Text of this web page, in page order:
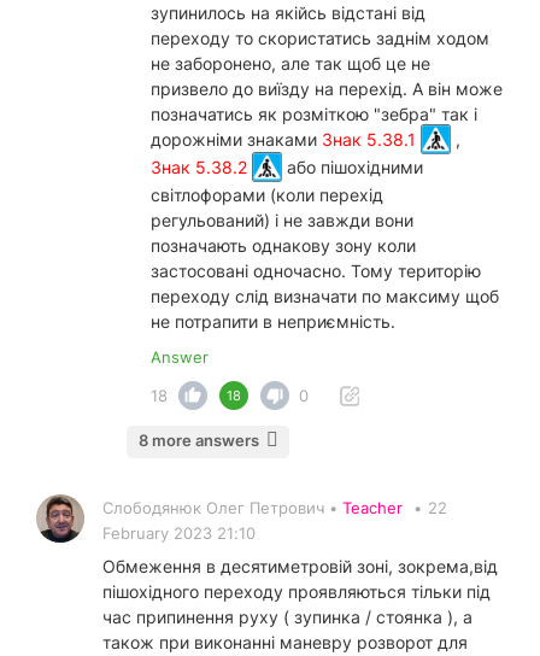
зупинилось на якійсь відстані від
переходу то скористатись заднім ходом
не заборонено, але так щоб це не
призвело до виїзду на перехід. А він може
позначатись як розміткою "зебра" так і
дорожніми знаками Знак 5.38.1
,
Знак 5.38.2
або пішохідними
світлофорами (коли перехід
регульований) і не завжди вони
позначають однакову зону коли
застосовані одночасно. Тому територію
переходу слід визначати по максиму щоб
не потрапити в неприємність.
Answer
18
18 0
8 more answers
Слободянюк Олег Петрович • Teacher • 22
February 2023 21:10
Обмеження в десятиметровій зоні, зокрема,від
пішохідного переходу проявляються тільки під
час припинення руху ( зупинка / стоянка ), а
також при виконанні маневру розворот для